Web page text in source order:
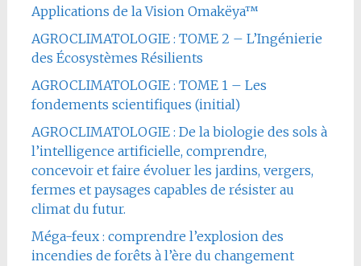
Applications de la Vision Omakëya™
AGROCLIMATOLOGIE : TOME 2 – L’Ingénierie
des Écosystèmes Résilients
AGROCLIMATOLOGIE : TOME 1 – Les
fondements scientifiques (initial)
AGROCLIMATOLOGIE : De la biologie des sols à
l’intelligence artificielle, comprendre,
concevoir et faire évoluer les jardins, vergers,
fermes et paysages capables de résister au
climat du futur.
Méga-feux : comprendre l’explosion des
incendies de forêts à l’ère du changement